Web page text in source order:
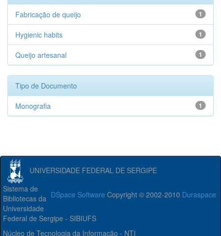
1
Fabricação de queijo
1
Hygienic habits
1
Queijo artesanal
Tipo de Documento
1
Monografia
UNIVERSIDADE FEDERAL DE SERGIPE
DSpace Software Copyright © 2002-2010 Duraspace
Sistema de
Bibliotecas da
Universidade
Federal de Sergipe - SIBIUFS
Núcleo de Tecnologia da Informação - NTI